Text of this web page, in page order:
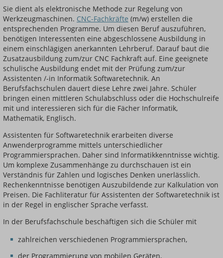
Sie dient als elektronische Methode zur Regelung von
Werkzeugmaschinen. CNC-Fachkräfte (m/w) erstellen die
entsprechenden Programme. Um diesen Beruf auszuführen,
benötigen Interessenten eine abgeschlossene Ausbildung in
einem einschlägigen anerkannten Lehrberuf. Darauf baut die
Zusatzausbildung zum/zur CNC Fachkraft auf. Eine geeignete
schulische Ausbildung endet mit der Prüfung zum/zur
Assistenten /-in Informatik Softwaretechnik. An
Berufsfachschulen dauert diese Lehre zwei Jahre. Schüler
bringen einen mittleren Schulabschluss oder die Hochschulreife
mit und interessieren sich für die Fächer Informatik,
Mathematik, Englisch.
Assistenten für Softwaretechnik erarbeiten diverse
Anwenderprogramme mittels unterschiedlicher
Programmiersprachen. Daher sind Informatikkenntnisse wichtig.
Um komplexe Zusammenhänge zu durchschauen ist ein
Verständnis für Zahlen und logisches Denken unerlässlich.
Rechenkenntnisse benötigen Auszubildende zur Kalkulation von
Preisen. Die Fachliteratur für Assistenten der Softwaretechnik ist
in der Regel in englischer Sprache verfasst.
In der Berufsfachschule beschäftigen sich die Schüler mit
zahlreichen verschiedenen Programmiersprachen,
der Programmierung von mobilen Geräten,